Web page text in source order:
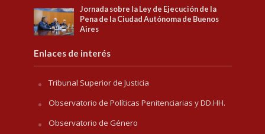
Jornada sobre la Ley de Ejecución de la
Pena de la Ciudad Autónoma de Buenos
Aires
Enlaces de interés
Tribunal Superior de Justicia
Observatorio de Políticas Penitenciarias y DD.HH.
Observatorio de Género